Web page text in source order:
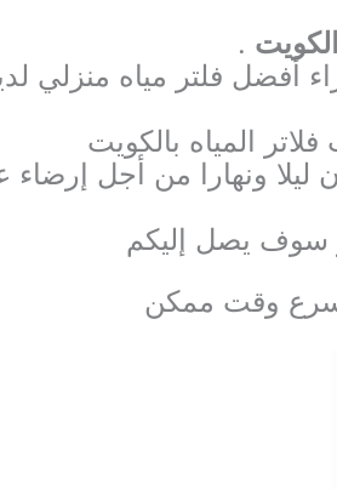
.
أفضل فلتر مياه منزلي
المياه بالكويت
ونهارا من أجل إرضاء
و سوف يصل إليكم
وقت ممكن